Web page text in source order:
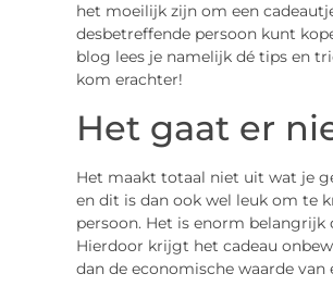
het moeilijk zijn om een
desbetreffende persoon kunt
blog lees je namelijk dé tips en
kom erachter!
Het gaat er
Het maakt totaal niet uit wat je
en dit is dan ook wel leuk om te
persoon. Het is enorm belangrijk
Hierdoor krijgt het cadeau
dan de economische waarde van